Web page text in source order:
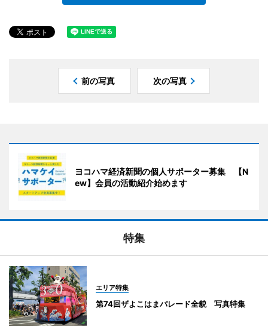
前の写真 次の写真
ヨコハマ経済新聞の個人サポーター募集 【N
ew】会員の活動紹介始めます
特集
エリア特集
第74回ザよこはまパレード全貌 写真特集